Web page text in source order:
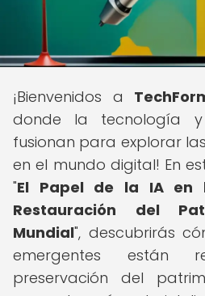
¡Bienvenidos a
donde la tecnología
fusionan para explorar
en el mundo digital! En
"El Papel de la IA en
Restauración del
Mundial", descubrirás
emergentes están
preservación del